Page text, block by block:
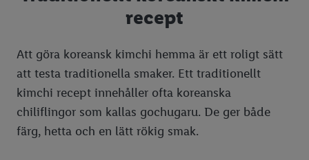
Tvätta markis
Tvätta altan
Jordguide
Halloween-godis
Så skär du en Halloweenpumpa
9 tips på enkla Halloweenutklädnader
Fars dag
Ostkakans dag
Jul
recept
Att göra koreansk kimchi hemma är ett roligt sätt
att testa traditionella smaker. Ett traditionellt
kimchi recept innehåller ofta koreanska
chiliflingor som kallas gochugaru. De ger både
färg, hetta och en lätt rökig smak.